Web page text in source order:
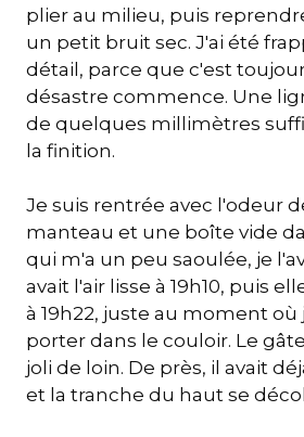
plier au milieu, puis
un petit bruit sec. J'ai été
détail, parce que c'est
désastre commence. Une
de quelques millimètres
la finition.
Je suis rentrée avec l'odeur
manteau et une boîte vide
qui m'a un peu saoulée, je
avait l'air lisse à 19h10, puis
à 19h22, juste au moment où
porter dans le couloir. Le
joli de loin. De près, il avait
et la tranche du haut se